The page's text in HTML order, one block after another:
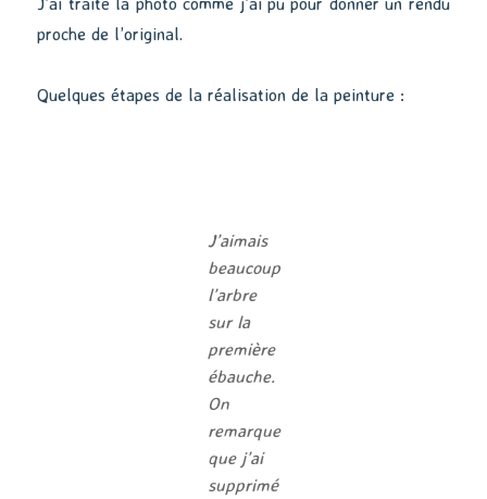
proche de l’original.
Quelques étapes de la réalisation de la peinture :
J’aimais
beaucoup
l’arbre
sur la
première
ébauche.
On
remarque
que j’ai
supprimé